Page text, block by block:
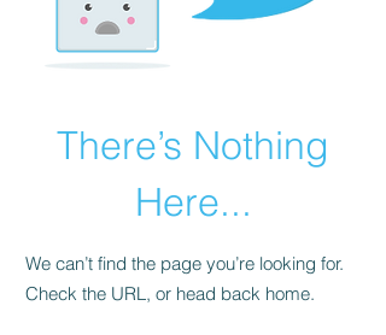
There’s Nothing
Here...
We can’t find the page you’re looking for.
Check the URL, or head back home.